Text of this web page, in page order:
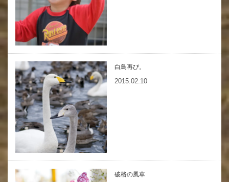
白鳥再び。
2015.02.10
破格の風車